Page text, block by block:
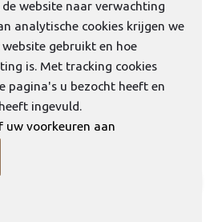
website naar verwachting
analytische cookies krijgen we
gebruikt en hoe
is. Met tracking cookies
pagina's u bezocht heeft en
ingevuld.
uw voorkeuren aan